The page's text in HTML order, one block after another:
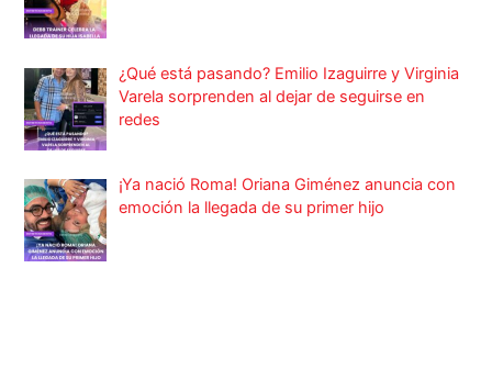
¿Qué está pasando? Emilio Izaguirre y Virginia
Varela sorprenden al dejar de seguirse en
redes
¡Ya nació Roma! Oriana Giménez anuncia con
emoción la llegada de su primer hijo